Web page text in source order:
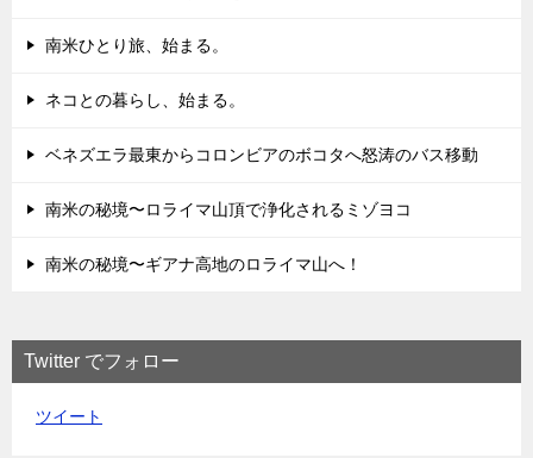
南米ひとり旅、始まる。
ネコとの暮らし、始まる。
ベネズエラ最東からコロンビアのボコタへ怒涛のバス移動
南米の秘境〜ロライマ山頂で浄化されるミゾヨコ
南米の秘境〜ギアナ高地のロライマ山へ！
Twitter でフォロー
ツイート